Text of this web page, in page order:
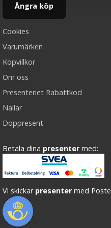
Ångra köp
Cookies
Varumärken
Köpvillkor
Om oss
Presenteriet Rabattkod
Nallar
Doppresent
Betala dina presenter med:
Vi skickar presenter med